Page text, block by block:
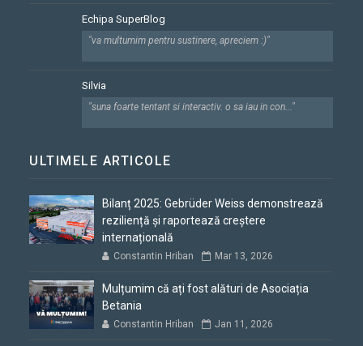
Echipa SuperBlog
"va multumim pentru sustinere, apreciem :)"
Silvia
"suna foarte tentant si interactiv. o sa iau in con..."
ULTIMELE ARTICOLE
Bilanț 2025: Gebrüder Weiss demonstrează
reziliență și raportează creștere
internațională
Constantin Hriban Mar 13, 2026
Mulțumim că ați fost alături de Asociația
Betania
Constantin Hriban Jan 11, 2026